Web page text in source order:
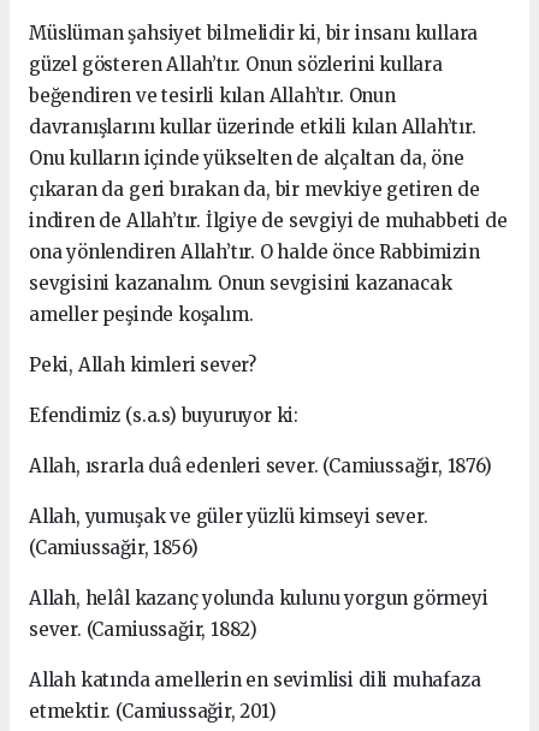
Müslüman şahsiyet bilmelidir ki, bir insanı kullara
güzel gösteren Allah’tır. Onun sözlerini kullara
beğendiren ve tesirli kılan Allah’tır. Onun
davranışlarını kullar üzerinde etkili kılan Allah’tır.
Onu kulların içinde yükselten de alçaltan da, öne
çıkaran da geri bırakan da, bir mevkiye getiren de
indiren de Allah’tır. İlgiye de sevgiyi de muhabbeti de
ona yönlendiren Allah’tır. O halde önce Rabbimizin
sevgisini kazanalım. Onun sevgisini kazanacak
ameller peşinde koşalım.
Peki, Allah kimleri sever?
Efendimiz (s.a.s) buyuruyor ki:
Allah, ısrarla duâ edenleri sever. (Camiussağir, 1876)
Allah, yumuşak ve güler yüzlü kimseyi sever.
(Camiussağir, 1856)
Allah, helâl kazanç yolunda kulunu yorgun görmeyi
sever. (Camiussağir, 1882)
Allah katında amellerin en sevimlisi dili muhafaza
etmektir. (Camiussağir, 201)